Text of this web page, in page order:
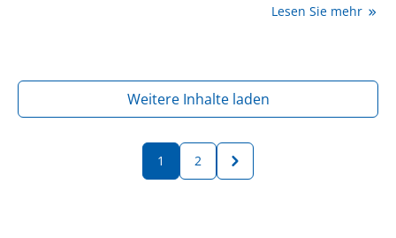
1-Rezeptoragonist allein. Die Wirkung auf dieLesen Sie mehr
Weitere Inhalte laden
1 2